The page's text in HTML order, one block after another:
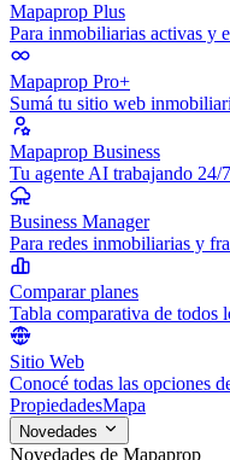
Mapaprop Plus
Para inmobiliarias activas y
Mapaprop Pro+
Sumá tu sitio web
Mapaprop Business
Tu agente AI trabajando 24/
Business Manager
Para redes inmobiliarias y
Comparar planes
Tabla comparativa de todos
Sitio Web
Conocé todas las opciones
PropiedadesMapa
Novedades
Novedades de Mapaprop